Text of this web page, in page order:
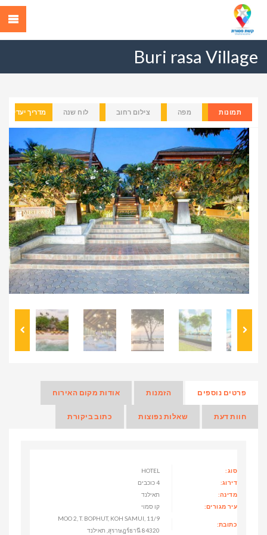
Buri rasa Village
תמונות מפה צילום רחוב לוח שנה מדריך יעדים
Previous Next
פרטים נוספים הזמנות אודות מקום האירוח
חוות דעת שאלות נפוצות כתוב ביקורת
סוג:
HOTEL
דירוג:
4 כוכבים
מדינה:
תאילנד
עיר מגורים:
קו סמוי
כתובת:
11/9 MOO 2, T. BOPHUT, KOH SAMUI,
สุราษฎร์ธานี 84320, תאילנד